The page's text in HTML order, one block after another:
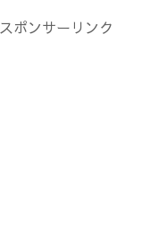
スポンサーリンク